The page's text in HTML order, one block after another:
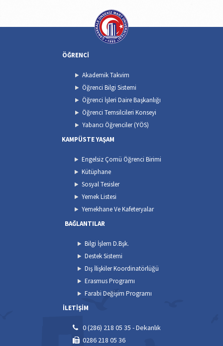
ÖĞRENCİ
Akademik Takvim
Öğrenci Bilgi Sistemi
Öğrenci İşleri Daire Başkanlığı
Öğrenci Temsilcileri Konseyi
Yabancı Öğrenciler (YÖS)
KAMPÜSTE YAŞAM
Engelsiz Çomü Öğrenci Birimi
Kütüphane
Sosyal Tesisler
Yemek Listesi
Yemekhane Ve Kafeteryalar
BAĞLANTILAR
Bilgi İşlem D.Bşk.
Destek Sistemi
Dış İlişkiler Koordinatörlüğü
Erasmus Programı
Farabi Değişim Programı
İLETİŞİM
0 (286) 218 05 35 - Dekanlık
0286 218 05 36